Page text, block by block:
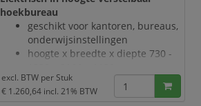
T-voetonderstel van staal met
slag- en krasvaste poedercoating
in zilverkleurig
hoogteverstelling via 2
elektromotoren
Botsingbescherming
hef
hoekbureau
geschikt voor kantoren, bureaus,
onderwijsinstellingen
hoogte x breedte x diepte 730 -
blad van hout met
onderhoudsvriendelijke
excl. BTW per Stuk
€ 1.260,64 incl. 21% BTW